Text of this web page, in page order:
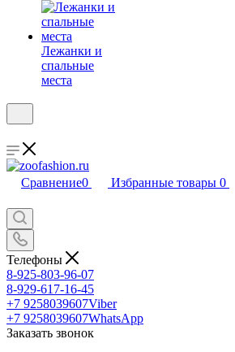
Лежанки и
спальные
места
Сравнение0 Избранные товары 0
Телефоны
8-925-803-96-07
8-929-617-16-45
+7 9258039607Viber
+7 9258039607WhatsApp
Заказать звонок